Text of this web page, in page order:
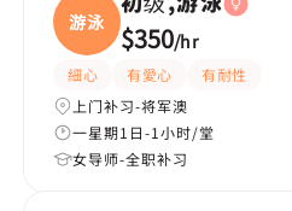
游泳 $350/hr
細心 有愛心
有耐性
上门补习-将军澳
一星期1日-1小时/堂
女导师-全职补习